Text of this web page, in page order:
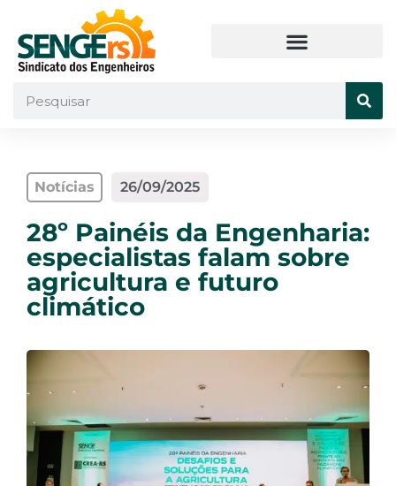
Notícias 26/09/2025
28º Painéis da Engenharia:
especialistas falam sobre
agricultura e futuro
climático